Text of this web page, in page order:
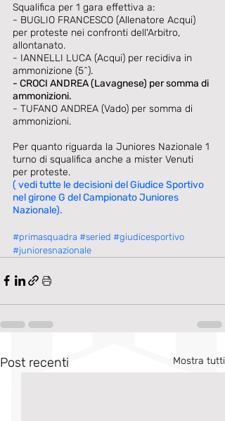
Squalifica per 1 gara effettiva a:
- BUGLIO FRANCESCO (Allenatore Acqui)
per proteste nei confronti dell'Arbitro,
allontanato.
- IANNELLI LUCA (Acqui) per recidiva in
ammonizione (5^).
- CROCI ANDREA (Lavagnese) per somma di
ammonizioni.
- TUFANO ANDREA (Vado) per somma di
ammonizioni.
Per quanto riguarda la Juniores Nazionale 1
turno di squalifica anche a mister Venuti
per proteste.
( vedi tutte le decisioni del Giudice Sportivo
nel girone G del Campionato Juniores
Nazionale).
#primasquadra #seried #giudicesportivo
#junioresnazionale
Post recenti Mostra tutti